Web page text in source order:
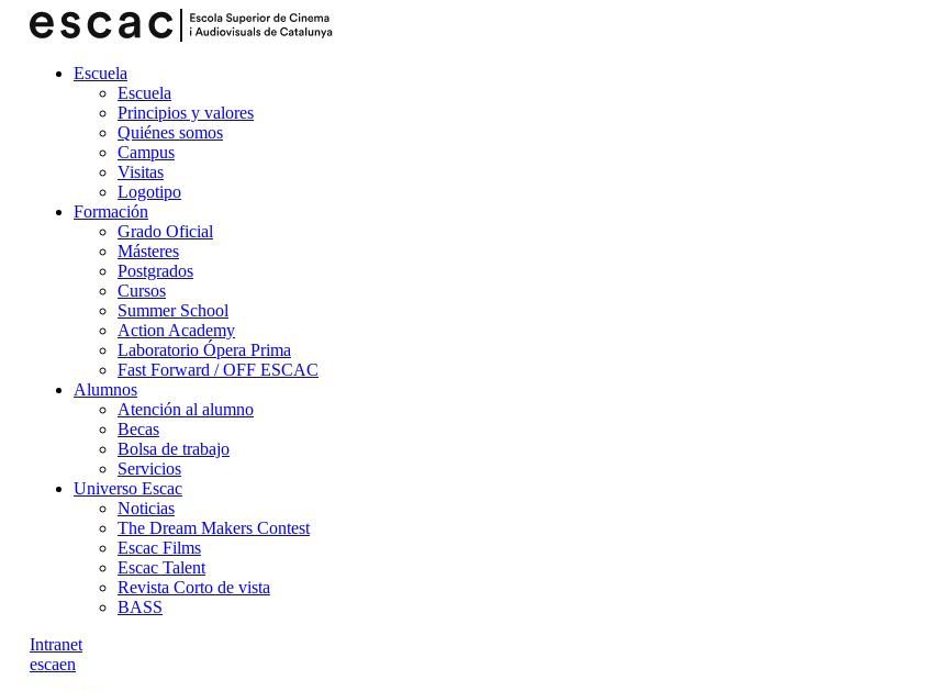
Escuela
Escuela
Principios y valores
Quiénes somos
Campus
Visitas
Logotipo
Formación
Grado Oficial
Másteres
Postgrados
Cursos
Summer School
Action Academy
Laboratorio Ópera Prima
Fast Forward / OFF ESCAC
Alumnos
Atención al alumno
Becas
Bolsa de trabajo
Servicios
Universo Escac
Noticias
The Dream Makers Contest
Escac Films
Escac Talent
Revista Corto de vista
BASS
Intranet
escaen